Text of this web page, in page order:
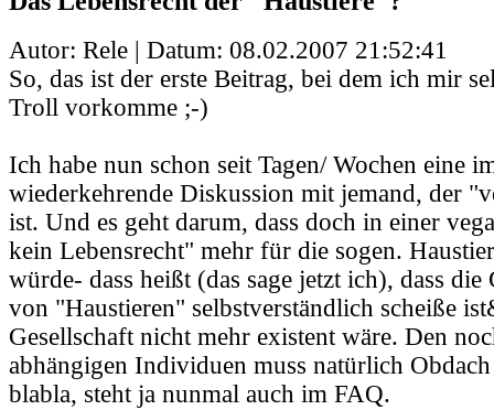
Autor: Rele | Datum: 08.02.2007 21:52:41
So, das ist der erste Beitrag, bei dem ich mir
Troll vorkomme ;-)
Ich habe nun schon seit Tagen/ Wochen eine
wiederkehrende Diskussion mit jemand, der
ist. Und es geht darum, dass doch in einer
kein Lebensrecht" mehr für die sogen.
würde- dass heißt (das sage jetzt ich), dass die
von "Haustieren" selbstverständlich scheiße
Gesellschaft nicht mehr existent wäre. Den
abhängigen Individuen muss natürlich
blabla, steht ja nunmal auch im FAQ.